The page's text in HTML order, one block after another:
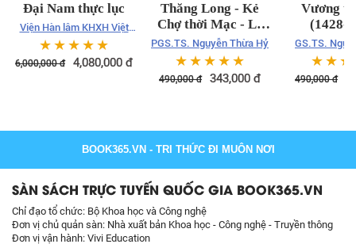
Đại Nam thực lục
Viện Hàn lâm KHXH Việt
Nam - Viện Sử học - Quốc
sử quán triều Nguyễn
☆☆☆☆☆
6,000,000đ 4,080,000 đ
Thăng Long - Kẻ
Chợ thời Mạc - Lê
Trung hưng
PGS.TS. Nguyễn Thừa Hỷ
☆☆☆☆☆
490,000đ 343,000 đ
Vương
(1428-
GS.TS.
Ngọc
☆☆☆
490,000đ
BOOK365.VN - TRI THỨC ĐI MUÔN NƠI
SÀN SÁCH TRỰC TUYẾN QUỐC GIA BOOK365.VN
Chỉ đạo tổ chức: Bộ Khoa học và Công nghệ
Đơn vị chủ quản sàn: Nhà xuất bản Khoa học - Công nghệ - Truyền thông
Đơn vị vận hành: Vivi Education